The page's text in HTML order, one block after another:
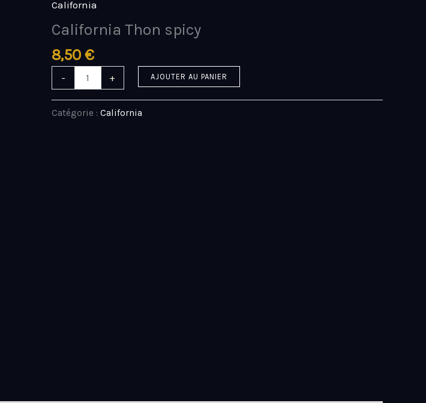
California
California Thon spicy
8,50 €
-
quantité
de
Thon
+ AJOUTER AU PANIER
Catégorie : California